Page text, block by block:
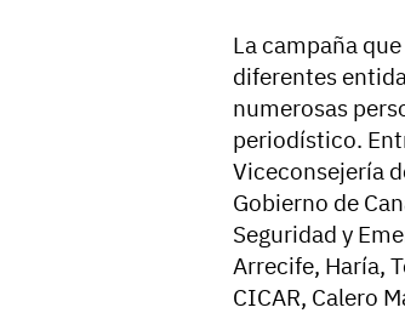
La campaña
diferentes
numerosas
periodístico.
Viceconsejería
Gobierno de
Seguridad y
Arrecife, Haría,
CICAR, Calero